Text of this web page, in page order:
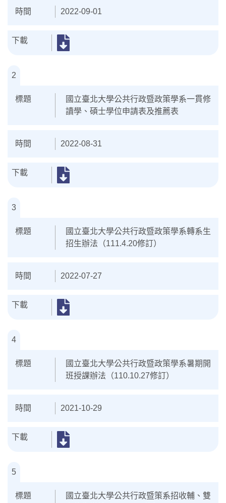
2022-09-01
2
國立臺北大學公共行政暨政策學系一貫修
讀學、碩士學位申請表及推薦表
2022-08-31
3
國立臺北大學公共行政暨政策學系轉系生
招生辦法（111.4.20修訂）
2022-07-27
4
國立臺北大學公共行政暨政策學系暑期開
班授課辦法（110.10.27修訂）
2021-10-29
5
國立臺北大學公共行政暨策系招收輔、雙